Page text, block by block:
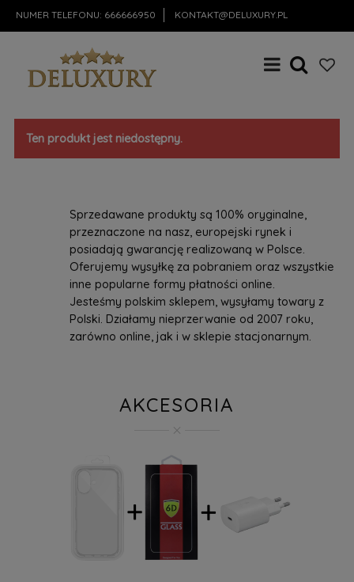
NUMER TELEFONU: 666666950 KONTAKT@DELUXURY.PL
Ten produkt jest niedostępny.
Sprzedawane produkty są 100% oryginalne,
przeznaczone na nasz, europejski rynek i
posiadają gwarancję realizowaną w Polsce.
Oferujemy wysyłkę za pobraniem oraz wszystkie
inne popularne formy płatności online.
Jesteśmy polskim sklepem, wysyłamy towary z
Polski. Działamy nieprzerwanie od 2007 roku,
zarówno online, jak i w sklepie stacjonarnym.
AKCESORIA